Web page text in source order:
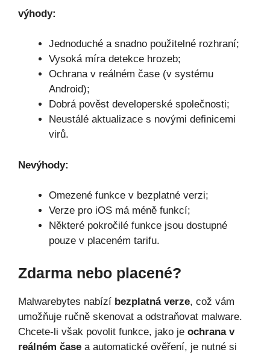
výhody:
Jednoduché a snadno použitelné rozhraní;
Vysoká míra detekce hrozeb;
Ochrana v reálném čase (v systému
Android);
Dobrá pověst developerské společnosti;
Neustálé aktualizace s novými definicemi
virů.
Nevýhody:
Omezené funkce v bezplatné verzi;
Verze pro iOS má méně funkcí;
Některé pokročilé funkce jsou dostupné
pouze v placeném tarifu.
Zdarma nebo placené?
Malwarebytes nabízí bezplatná verze, což vám
umožňuje ručně skenovat a odstraňovat malware.
Chcete-li však povolit funkce, jako je ochrana v
reálném čase a automatické ověření, je nutné si